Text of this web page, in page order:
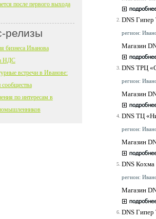
2. DNS
регион:
Магазин
3. DNS ТРЦ
регион:
Магазин
4. DNS ТЦ
регион:
Магазин
5. DNS
регион:
Магазин
6. DNS
после первого выхода
релизы
бизнеса Иванова
НДС
встречи в Иванове:
по интересам в